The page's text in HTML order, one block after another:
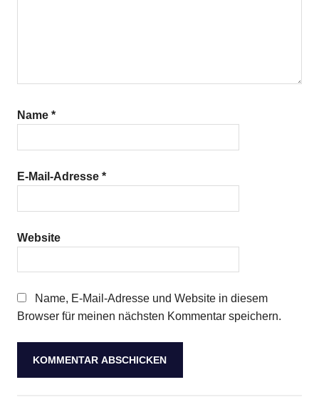
Name *
E-Mail-Adresse *
Website
Name, E-Mail-Adresse und Website in diesem
Browser für meinen nächsten Kommentar speichern.